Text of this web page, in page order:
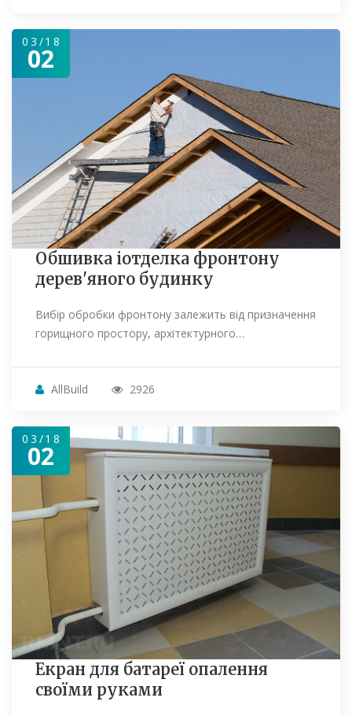
03/18
02
Обшивка іотделка фронтону
дерев'яного будинку
Вибір обробки фронтону залежить від призначення
горищного простору, архітектурного…
AllBuild 2926
03/18
02
Екран для батареї опалення
своїми руками